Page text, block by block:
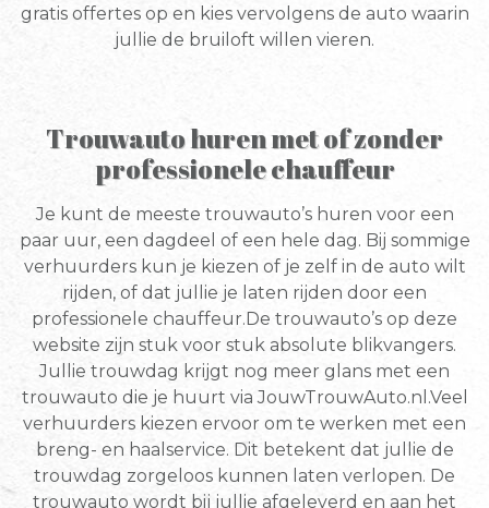
gratis offertes op en kies vervolgens de auto waarin
jullie de bruiloft willen vieren.
Trouwauto huren met of zonder
professionele chauffeur
Je kunt de meeste trouwauto’s huren voor een
paar uur, een dagdeel of een hele dag. Bij sommige
verhuurders kun je kiezen of je zelf in de auto wilt
rijden, of dat jullie je laten rijden door een
professionele chauffeur.De trouwauto’s op deze
website zijn stuk voor stuk absolute blikvangers.
Jullie trouwdag krijgt nog meer glans met een
trouwauto die je huurt via JouwTrouwAuto.nl.Veel
verhuurders kiezen ervoor om te werken met een
breng- en haalservice. Dit betekent dat jullie de
trouwdag zorgeloos kunnen laten verlopen. De
trouwauto wordt bij jullie afgeleverd en aan het